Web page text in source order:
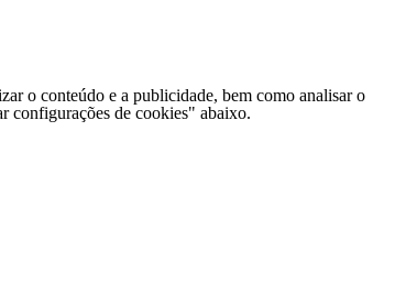
o conteúdo e a publicidade, bem como analisar o
configurações de cookies" abaixo.